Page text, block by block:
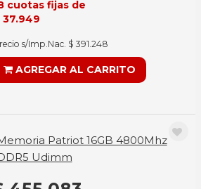
cuotas fijas de
37.949
s/Imp.Nac. $ 391.248
AGREGAR AL CARRITO
Patriot 16GB 4800Mhz
Udimm